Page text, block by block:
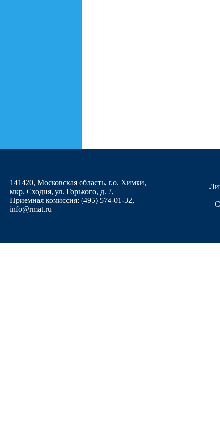
141420, Московская область, г.о. Химки,
мкр. Сходня, ул. Горького, д. 7,
Приемная комиссия: (495) 574-01-32,
info@rmat.ru